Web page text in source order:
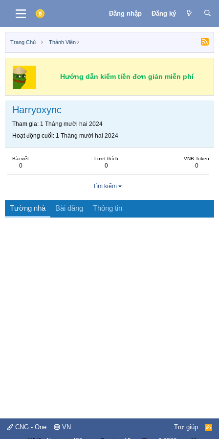
Đăng nhập Đăng ký
Trang Chủ Thành Viên
Hướng dẫn kiếm tiền đơn giản miễn phí
Harryoxync
Tham gia 1 Tháng mười hai 2024
Hoạt động cuối 1 Tháng mười hai 2024
Bài viết
0
Lượt thích
0
VNB Token
0
Tìm kiếm
Tường nhà Bài đăng Thông tin
CNG - One VN Trợ giúp
R